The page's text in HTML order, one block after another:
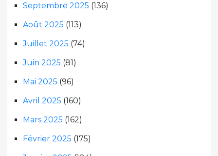
Septembre 2025 (136)
Août 2025 (113)
Juillet 2025 (74)
Juin 2025 (81)
Mai 2025 (96)
Avril 2025 (160)
Mars 2025 (162)
Février 2025 (175)